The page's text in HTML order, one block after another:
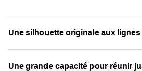
Une silhouette originale aux
Une grande capacité pour réunir